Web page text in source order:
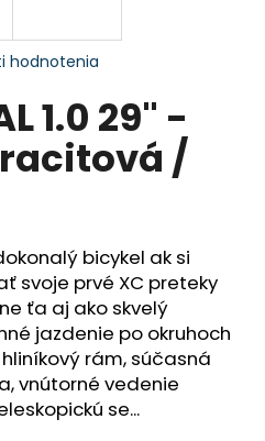
hodnotenia
1.0 29" -
/
bicykel ak si
svoje prvé XC preteky
ťa aj ako skvelý
jazdenie po okruhoch
rám, súčasná
vnútorné vedenie
se...